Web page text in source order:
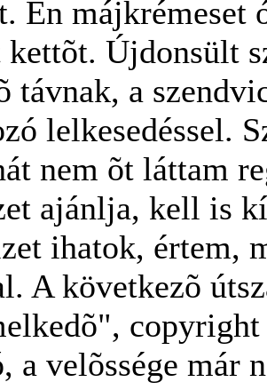
Én májkrémeset
Újdonsült
távnak, a
lelkesedéssel.
nem õt láttam
ajánlja, kell is
ihatok, értem,
A következõ
a velõssége már